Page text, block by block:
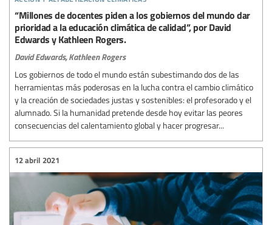
“Millones de docentes piden a los gobiernos del mundo dar
prioridad a la educación climática de calidad”, por David
Edwards y Kathleen Rogers.
David Edwards, Kathleen Rogers
Los gobiernos de todo el mundo están subestimando dos de las
herramientas más poderosas en la lucha contra el cambio climático
y la creación de sociedades justas y sostenibles: el profesorado y el
alumnado. Si la humanidad pretende desde hoy evitar las peores
consecuencias del calentamiento global y hacer progresar...
12 abril 2021